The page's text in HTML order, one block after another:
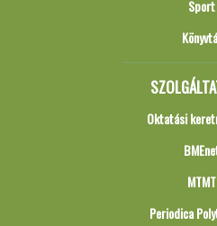
Sport
Oktatási
MTMT
Periodica